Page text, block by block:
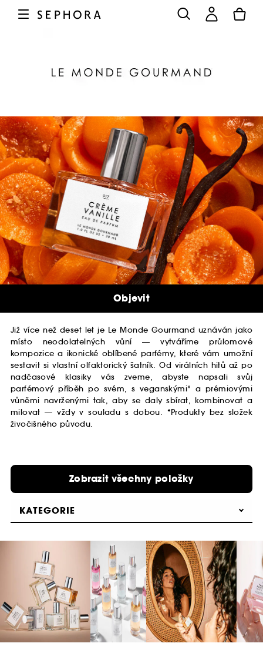
Již více než deset let je Le Monde Gourmand uznáván jako
místo neodolatelných vůní — vytváříme průlomové
kompozice a ikonické oblíbené parfémy, které vám umožní
sestavit si vlastní olfaktorický šatník. Od virálních hitů až po
nadčasové klasiky vás zveme, abyste napsali svůj
parfémový příběh po svém, s veganskými* a prémiovými
vůněmi navrženými tak, aby se daly sbírat, kombinovat a
milovat — vždy v souladu s dobou. *Produkty bez složek
živočišného původu.
Zobrazit všechny položky
KATEGORIE
Objevit